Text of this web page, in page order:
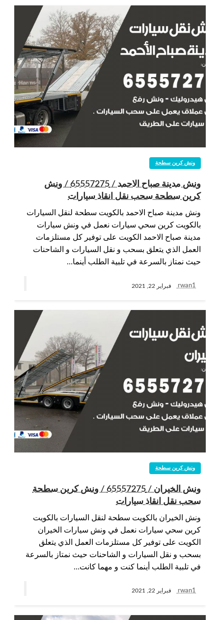
ونش كرين سطحة
ونش مدينة صباح الاحمد / 65557275 / ونش
كرين سطحة سحب نقل انقاذ سيارات
ونش مدينة صباح الاحمد بالكويت سطحة لنقل السيارات
بالكويت كرين سحي سيارات نعمل في ونش سيارات
مدينة صباح الاحمد الكويت على توفير كل مستلزمات
العمل الذي يتعلق بسحب و نقل السيارات و الشاحنات
حيث نمتاز بالسرعة في تلبية الطلب أينما…
rwan1 فبراير 22, 2021
ونش كرين سطحة
ونش الخيران / 65557275 / ونش كرين سطحة
سحب نقل انقاذ سيارات
ونش الخيران بالكويت سطحة لنقل السيارات بالكويت
كرين سحي سيارات نعمل في ونش سيارات الخيران
الكويت على توفير كل مستلزمات العمل الذي يتعلق
بسحب و نقل السيارات و الشاحنات حيث نمتاز بالسرعة
في تلبية الطلب أينما كنت و مهما كانت…
rwan1 فبراير 22, 2021